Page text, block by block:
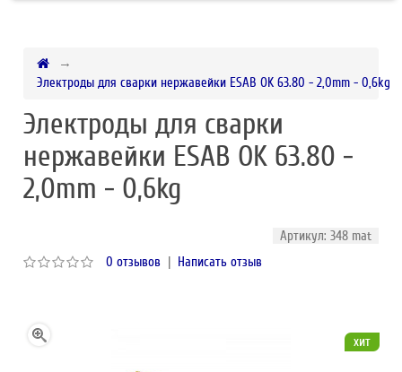
Электроды для сварки нержавейки ESAB OK 63.80 - 2,0mm - 0,6kg
Электроды для сварки
нержавейки ESAB OK 63.80 -
2,0mm - 0,6kg
Артикул: 348 mat
0 отзывов | Написать отзыв
хит